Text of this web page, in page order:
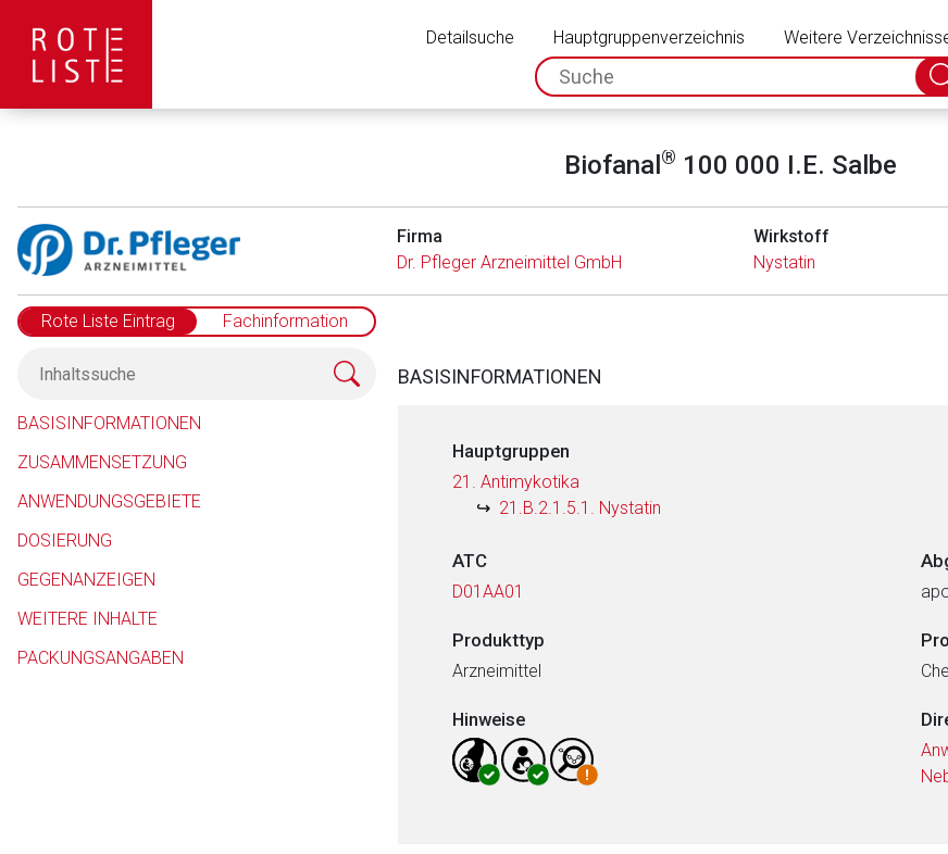
Detailsuche Hauptgruppenverzeichnis
Weitere
spc.search.input.placeholder
Biofanal ® 100 000 I.E. Salbe
Firma
Dr. Pfleger Arzneimittel GmbH
Wirkstoff
Nystatin
Rote Liste Eintrag Fachinformation
BASISINFORMATIONEN
ZUSAMMENSETZUNG
ANWENDUNGSGEBIETE
DOSIERUNG
GEGENANZEIGEN
WEITERE INHALTE
PACKUNGSANGABEN
BASISINFORMATIONEN
Hauptgruppen
21. Antimykotika
21.B.2.1.5.1. Nystatin
ATC
D01AA01
Produkttyp
Arzneimittel
Hinweise